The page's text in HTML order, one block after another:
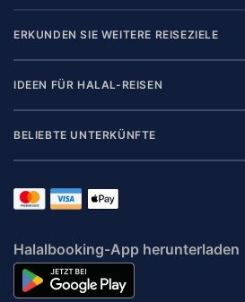
ERKUNDEN SIE WEITERE REISEZIELE
IDEEN FÜR HALAL-REISEN
BELIEBTE UNTERKÜNFTE
Halalbooking-App herunterladen